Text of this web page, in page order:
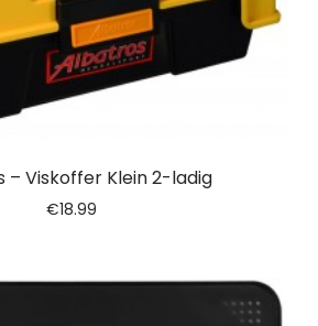
– Viskoffer Klein 2-ladig
€18.99